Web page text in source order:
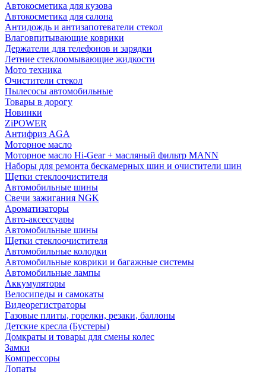
Автокосметика для кузова
Автокосметика для салона
Антидождь и антизапотеватели стекол
Влаговпитывающие коврики
Держатели для телефонов и зарядки
Летние стеклоомывающие жидкости
Мото техника
Очистители стекол
Пылесосы автомобильные
Товары в дорогу
Новинки
ZiPOWER
Антифриз AGA
Моторное масло
Моторное масло Hi-Gear + масляный фильтр MANN
Наборы для ремонта бескамерных шин и очистители шин
Щетки стеклоочистителя
Автомобильные шины
Свечи зажигания NGK
Ароматизаторы
Авто-аксессуары
Автомобильные шины
Щетки стеклоочистителя
Автомобильные колодки
Автомобильные коврики и багажные системы
Автомобильные лампы
Аккумуляторы
Велосипеды и самокаты
Видеорегистраторы
Газовые плиты, горелки, резаки, баллоны
Детские кресла (Бустеры)
Домкраты и товары для смены колес
Замки
Компрессоры
Лопаты